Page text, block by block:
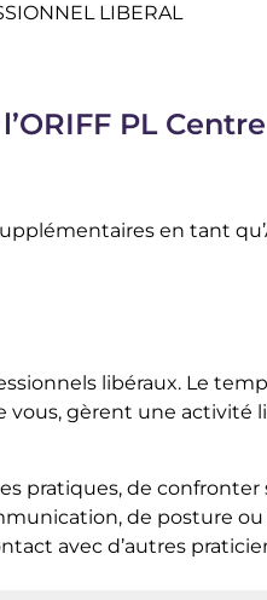
LIBERAL
PL
en tant
libéraux. Le
gèrent une activité
pratiques, de
de posture
avec d’autres